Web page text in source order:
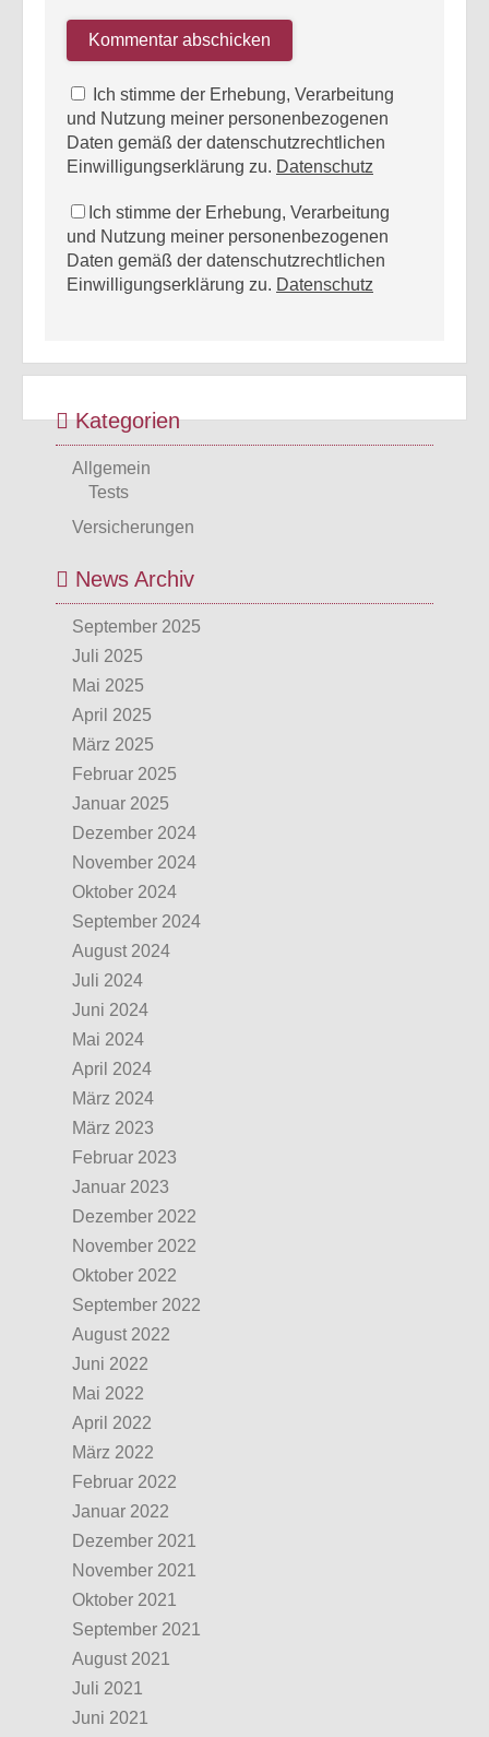
Ich stimme der Erhebung, Verarbeitung
und Nutzung meiner personenbezogenen
Daten gemäß der datenschutzrechtlichen
Einwilligungserklärung zu. Datenschutz
Ich stimme der Erhebung, Verarbeitung
und Nutzung meiner personenbezogenen
Daten gemäß der datenschutzrechtlichen
Einwilligungserklärung zu. Datenschutz
Kategorien
Allgemein
Tests
Versicherungen
News Archiv
September 2025
Juli 2025
Mai 2025
April 2025
März 2025
Februar 2025
Januar 2025
Dezember 2024
November 2024
Oktober 2024
September 2024
August 2024
Juli 2024
Juni 2024
Mai 2024
April 2024
März 2024
März 2023
Februar 2023
Januar 2023
Dezember 2022
November 2022
Oktober 2022
September 2022
August 2022
Juni 2022
Mai 2022
April 2022
März 2022
Februar 2022
Januar 2022
Dezember 2021
November 2021
Oktober 2021
September 2021
August 2021
Juli 2021
Juni 2021